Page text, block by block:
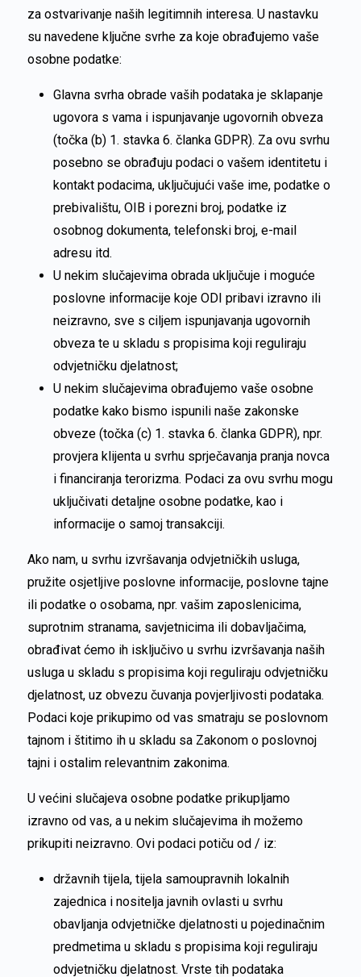
za ostvarivanje naših legitimnih interesa. U nastavku
su navedene ključne svrhe za koje obrađujemo vaše
osobne podatke:
Glavna svrha obrade vaših podataka je sklapanje
ugovora s vama i ispunjavanje ugovornih obveza
(točka (b) 1. stavka 6. članka GDPR). Za ovu svrhu
posebno se obrađuju podaci o vašem identitetu i
kontakt podacima, uključujući vaše ime, podatke o
prebivalištu, OIB i porezni broj, podatke iz
osobnog dokumenta, telefonski broj, e-mail
adresu itd.
U nekim slučajevima obrada uključuje i moguće
poslovne informacije koje ODI pribavi izravno ili
neizravno, sve s ciljem ispunjavanja ugovornih
obveza te u skladu s propisima koji reguliraju
odvjetničku djelatnost;
U nekim slučajevima obrađujemo vaše osobne
podatke kako bismo ispunili naše zakonske
obveze (točka (c) 1. stavka 6. članka GDPR), npr.
provjera klijenta u svrhu sprječavanja pranja novca
i financiranja terorizma. Podaci za ovu svrhu mogu
uključivati detaljne osobne podatke, kao i
informacije o samoj transakciji.
Ako nam, u svrhu izvršavanja odvjetničkih usluga,
pružite osjetljive poslovne informacije, poslovne tajne
ili podatke o osobama, npr. vašim zaposlenicima,
suprotnim stranama, savjetnicima ili dobavljačima,
obrađivat ćemo ih isključivo u svrhu izvršavanja naših
usluga u skladu s propisima koji reguliraju odvjetničku
djelatnost, uz obvezu čuvanja povjerljivosti podataka.
Podaci koje prikupimo od vas smatraju se poslovnom
tajnom i štitimo ih u skladu sa Zakonom o poslovnoj
tajni i ostalim relevantnim zakonima.
U većini slučajeva osobne podatke prikupljamo
izravno od vas, a u nekim slučajevima ih možemo
prikupiti neizravno. Ovi podaci potiču od / iz:
državnih tijela, tijela samoupravnih lokalnih
zajednica i nositelja javnih ovlasti u svrhu
obavljanja odvjetničke djelatnosti u pojedinačnim
predmetima u skladu s propisima koji reguliraju
odvjetničku djelatnost. Vrste tih podataka